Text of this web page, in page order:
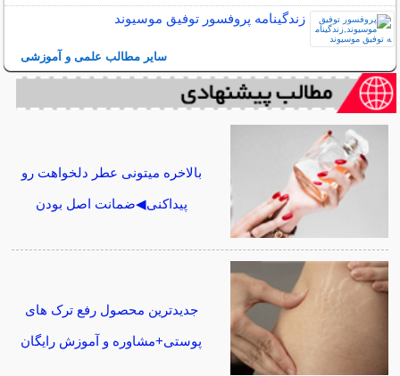
زندگینامه پروفسور توفیق موسیوند
سایر مطالب علمی و آموزشی
بالاخره میتونی عطر دلخواهت رو
پیداکنی◀ضمانت اصل بودن
جدیدترین محصول رفع ترک های
پوستی+مشاوره و آموزش رایگان